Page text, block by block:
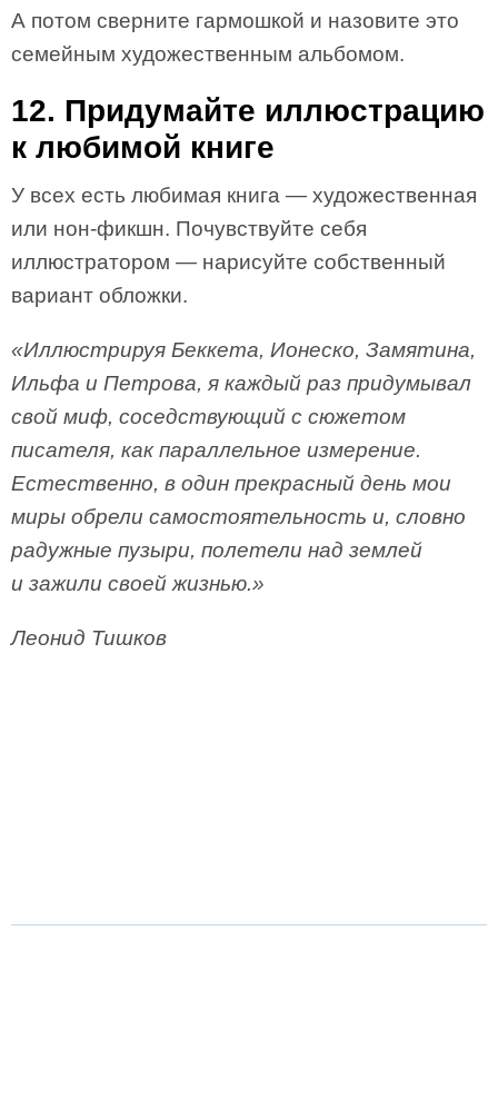
А потом сверните гармошкой и назовите это
семейным художественным альбомом.
12. Придумайте иллюстрацию
к любимой книге
У всех есть любимая книга — художественная
или нон-фикшн. Почувствуйте себя
иллюстратором — нарисуйте собственный
вариант обложки.
«Иллюстрируя Беккета, Ионеско, Замятина,
Ильфа и Петрова, я каждый раз придумывал
свой миф, соседствующий с сюжетом
писателя, как параллельное измерение.
Естественно, в один прекрасный день мои
миры обрели самостоятельность и, словно
радужные пузыри, полетели над землей
и зажили своей жизнью.»
Леонид Тишков